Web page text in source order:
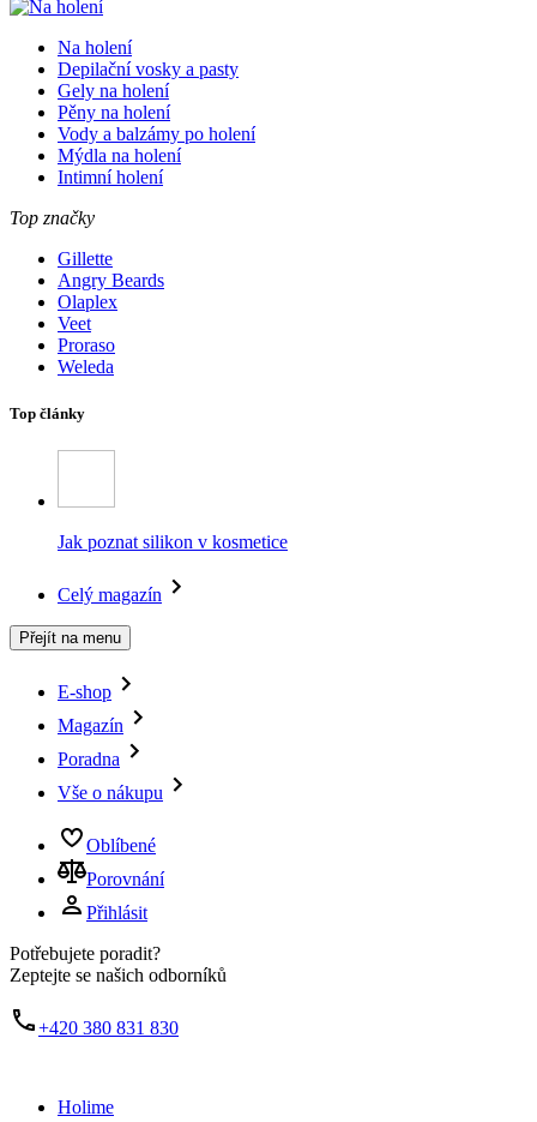
Na holení
Depilační vosky a pasty
Gely na holení
Pěny na holení
Vody a balzámy po holení
Mýdla na holení
Intimní holení
Top značky
Gillette
Angry Beards
Olaplex
Veet
Proraso
Weleda
Top články
Jak poznat silikon v kosmetice
Celý magazín
Přejít na menu
E-shop
Magazín
Poradna
Vše o nákupu
Oblíbené
Porovnání
Přihlásit
Potřebujete poradit?
Zeptejte se našich odborníků
+420 380 831 830
Holime